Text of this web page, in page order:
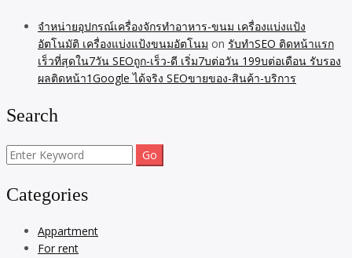
จำหน่ายอุปกรณ์เครื่องจักรทำอาหาร-ขนม เครื่องแบ่งแป้ง
อัตโนมัติ เครื่องแบ่งแป้งขนมอัตโนม on รับทำSEO ติดหน้าแรก
เร็วที่สุดใน7วัน SEOถูก-เร็ว-ดี เริ่ม7บต่อวัน 199บต่อเดือน รับรอง
ผลติดหน้า1Google ได้จริง SEOขายของ-สินค้า-บริการ
Search
Search
for:
Categories
Appartment
For rent